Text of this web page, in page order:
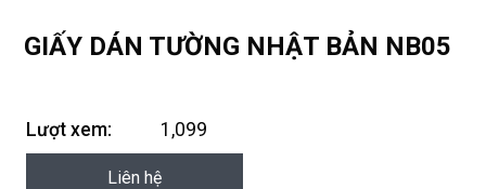
GIẤY DÁN TƯỜNG NHẬT BẢN NB05
Lượt xem: 1,099
Liên hệ